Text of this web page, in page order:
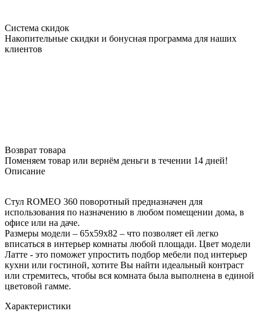
Система скидок
Накопительные скидки и бонусная программа для наших
клиентов
Возврат товара
Поменяем товар или вернём деньги в течении 14 дней!
Описание
Стул ROMEO 360 поворотный предназначен для
использования по назначению в любом помещении дома, в
офисе или на даче.
Размеры модели – 65х59х82 – что позволяет ей легко
вписаться в интерьер комнаты любой площади. Цвет модели
Латте - это поможет упростить подбор мебели под интерьер
кухни или гостиной, хотите Вы найти идеальный контраст
или стремитесь, чтобы вся комната была выполнена в единой
цветовой гамме.
Характеристики